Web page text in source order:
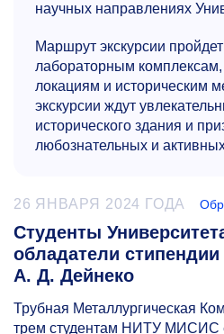
научных направлениях
Маршрут экскурсии
лабораторным комплексам,
локациям и историческим
экскурсии ждут
исторического здания и
любознательных и
26 ЯНВАРЯ 2024 ГОДА
Студенты
обладатели
А. Д. Дейнеко
Трубная Металлургическая
трем студентам НИТУ МИСИС